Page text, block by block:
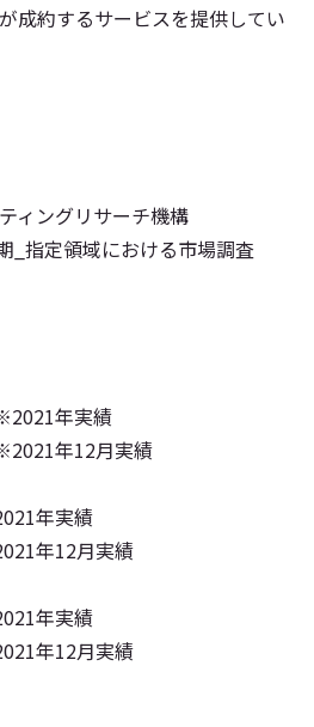
成約するサービスを提供してい
ィングリサーチ機構
_指定領域における市場調査
年実績
年12月実績
年実績
年12月実績
年実績
年12月実績